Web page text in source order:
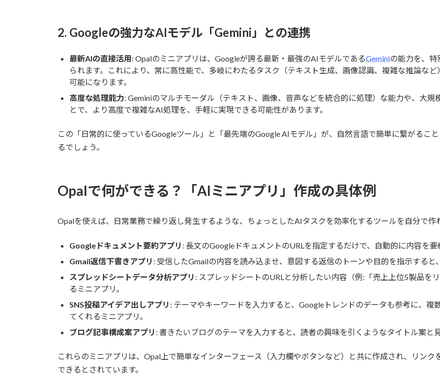
2. Googleの強力なAIモデル「Gemini」との連携
最新AIの直接活用: Opalのミニアプリは、Googleが誇る最新・最強のAIモデルであるGeminiの能力を、特
られます。これにより、常に高性能で、多岐にわたるタスク（テキスト生成、画像認識、複雑な推論な
可能になります。
高度な処理能力: Geminiのマルチモーダル（テキスト、画像、音声などを統合的に処理）な能力や、大
とで、より高度で複雑なAI処理を、手軽に実現できる可能性があります。
この「日常的に使っているGoogleツール」と「最先端のGoogle AIモデル」が、自然言語で簡単に繋がるこ
るでしょう。
Opalで何ができる？「AIミニアプリ」作成の具体例
Opalを使えば、日常業務で繰り返し発生するような、ちょっとしたAIタスクを効率化するツールを自分で作
Googleドキュメント要約アプリ : 長文のGoogleドキュメントのURLを指定するだけで、自動的に内容を要
Gmail返信下書きアプリ : 受信したGmailの内容を読み込ませ、意図する返信のトーンや目的を指示すると
スプレッドシートデータ分析アプリ : スプレッドシートのURLと分析したい内容（例:「売上上位5製品を
るミニアプリ。
SNS投稿アイデア出しアプリ : テーマやキーワードを入力すると、Googleトレンドのデータも参考に、複
てくれるミニアプリ。
ブログ記事構成案アプリ : 書きたいブログのテーマを入力すると、読者の興味を引くようなタイトル案と
これらのミニアプリは、Opal上で簡単なインターフェース（入力欄やボタンなど）と共に作成され、リン
できるとされています。